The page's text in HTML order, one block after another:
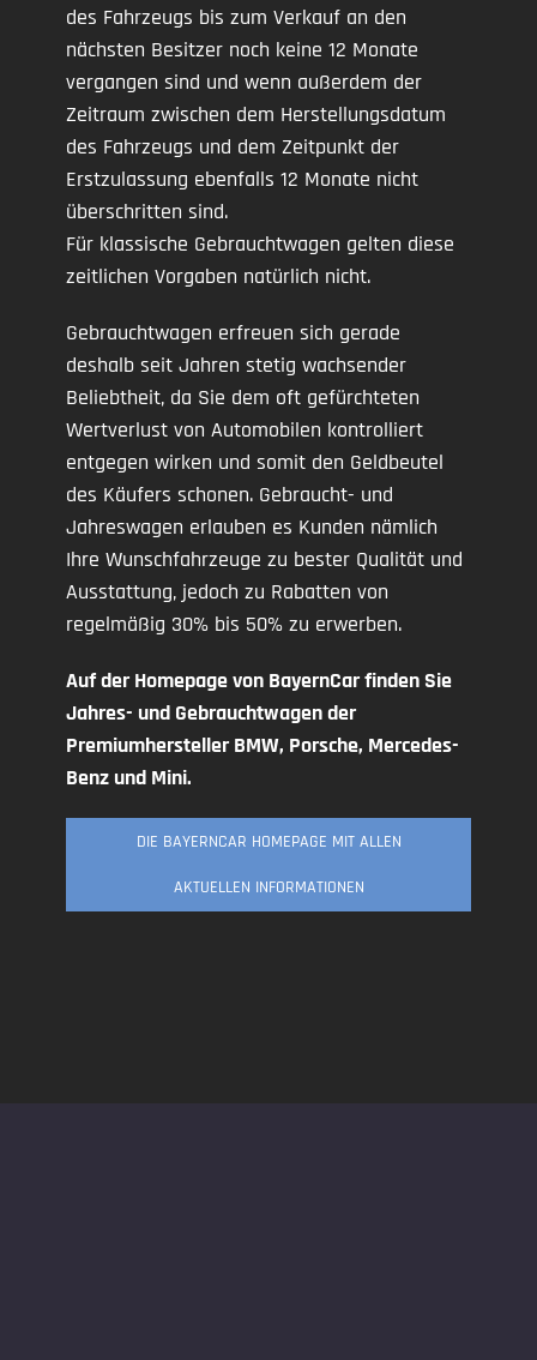
des Fahrzeugs bis zum Verkauf an den
nächsten Besitzer noch keine 12 Monate
vergangen sind und wenn außerdem der
Zeitraum zwischen dem Herstellungsdatum
des Fahrzeugs und dem Zeitpunkt der
Erstzulassung ebenfalls 12 Monate nicht
überschritten sind.
Für klassische Gebrauchtwagen gelten diese
zeitlichen Vorgaben natürlich nicht.
Gebrauchtwagen erfreuen sich gerade
deshalb seit Jahren stetig wachsender
Beliebtheit, da Sie dem oft gefürchteten
Wertverlust von Automobilen kontrolliert
entgegen wirken und somit den Geldbeutel
des Käufers schonen. Gebraucht- und
Jahreswagen erlauben es Kunden nämlich
Ihre Wunschfahrzeuge zu bester Qualität und
Ausstattung, jedoch zu Rabatten von
regelmäßig 30% bis 50% zu erwerben.
Auf der Homepage von BayernCar finden Sie
Jahres- und Gebrauchtwagen der
Premiumhersteller BMW, Porsche, Mercedes-
Benz und Mini.
DIE BAYERNCAR HOMEPAGE MIT ALLEN
AKTUELLEN INFORMATIONEN